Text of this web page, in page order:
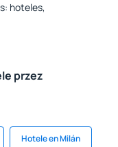
hoteles,
przez
Hotele en Milán